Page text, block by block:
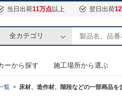
当日出荷11万点以上 翌日出荷
全カテゴリ
ーから探す 施工場所から選ぶ
覧 床材、造作材、階段などの一部商品を